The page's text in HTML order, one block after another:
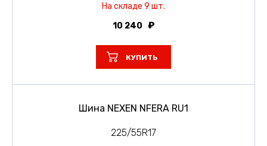
На складе 9 шт.
10 240
КУПИТЬ
Шина NEXEN NFERA RU1
225/55R17